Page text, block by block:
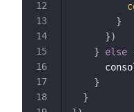
}
})
}
else
}
}